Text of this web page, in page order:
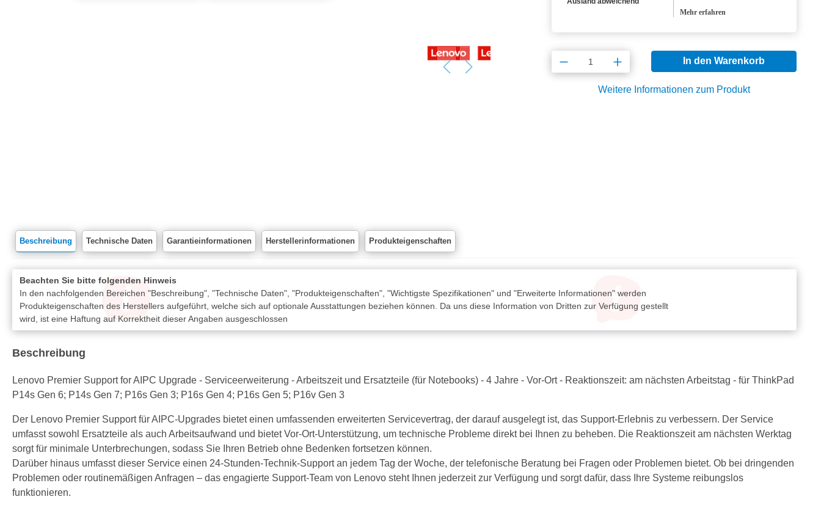
Mehr erfahren
Produkt Anzahl: Gib den gewünschten
In den Warenkorb
Weitere Informationen zum Produkt
Beschreibung Technische Daten Garantieinformationen Herstellerinformationen Produkteigenschaften
Beachten Sie bitte folgenden Hinweis
In den nachfolgenden Bereichen "Beschreibung", "Technische Daten", "Produkteigenschaften", "Wichtigste Spezifikationen" und "Erweiterte Informationen" werden
Produkteigenschaften des Herstellers aufgeführt, welche sich auf optionale Ausstattungen beziehen können. Da uns diese Information von Dritten zur Verfügung gestellt
wird, ist eine Haftung auf Korrektheit dieser Angaben ausgeschlossen
Beschreibung
Lenovo Premier Support for AIPC Upgrade - Serviceerweiterung - Arbeitszeit und Ersatzteile (für Notebooks) - 4 Jahre - Vor-Ort - Reaktionszeit: am nächsten Arbeitstag - für ThinkPad
P14s Gen 6; P14s Gen 7; P16s Gen 3; P16s Gen 4; P16s Gen 5; P16v Gen 3
Der Lenovo Premier Support für AIPC-Upgrades bietet einen umfassenden erweiterten Servicevertrag, der darauf ausgelegt ist, das Support-Erlebnis zu verbessern. Der Service
umfasst sowohl Ersatzteile als auch Arbeitsaufwand und bietet Vor-Ort-Unterstützung, um technische Probleme direkt bei Ihnen zu beheben. Die Reaktionszeit am nächsten Werktag
sorgt für minimale Unterbrechungen, sodass Sie Ihren Betrieb ohne Bedenken fortsetzen können.
Darüber hinaus umfasst dieser Service einen 24-Stunden-Technik-Support an jedem Tag der Woche, der telefonische Beratung bei Fragen oder Problemen bietet. Ob bei dringenden
Problemen oder routinemäßigen Anfragen – das engagierte Support-Team von Lenovo steht Ihnen jederzeit zur Verfügung und sorgt dafür, dass Ihre Systeme reibungslos
funktionieren.